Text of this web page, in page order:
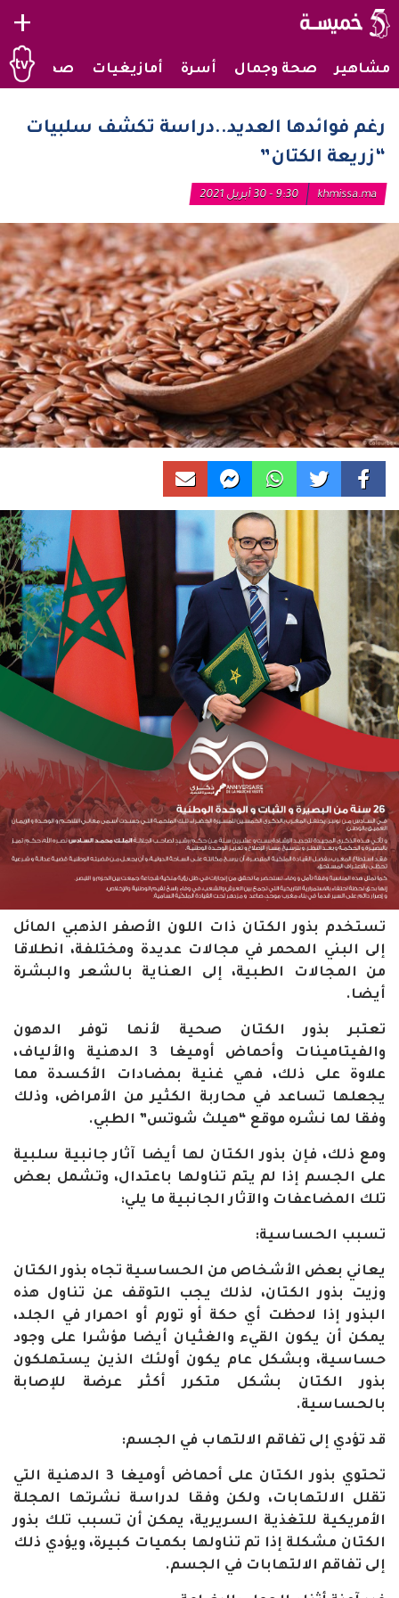
+
مشاهير صحة وجمال أسرة أمازيغيات صحراويات
رغم فوائدها العديد..دراسة تكشف سلبيات
“زريعة الكتان”
khmissa.ma 9:30 - 30 أبريل 2021
تستخدم بذور الكتان ذات اللون الأصفر الذهبي المائل
إلى البني المحمر في مجالات عديدة ومختلفة، انطلاقا
من المجالات الطبية، إلى العناية بالشعر والبشرة
أيضا.
تعتبر بذور الكتان صحية لأنها توفر الدهون
والفيتامينات وأحماض أوميغا 3 الدهنية والألياف،
علاوة على ذلك، فهي غنية بمضادات الأكسدة مما
يجعلها تساعد في محاربة الكثير من الأمراض، وذلك
وفقا لما نشره موقع “هيلث شوتس” الطبي.
ومع ذلك، فإن بذور الكتان لها أيضا آثار جانبية سلبية
على الجسم إذا لم يتم تناولها باعتدال، وتشمل بعض
تلك المضاعفات والآثار الجانبية ما يلي:
تسبب الحساسية:
يعاني بعض الأشخاص من الحساسية تجاه بذور الكتان
وزيت بذور الكتان، لذلك يجب التوقف عن تناول هذه
البذور إذا لاحظت أي حكة أو تورم أو احمرار في الجلد،
يمكن أن يكون القيء والغثيان أيضا مؤشرا على وجود
حساسية، وبشكل عام يكون أولئك الذين يستهلكون
بذور الكتان بشكل متكرر أكثر عرضة للإصابة
بالحساسية.
قد تؤدي إلى تفاقم الالتهاب في الجسم:
تحتوي بذور الكتان على أحماض أوميغا 3 الدهنية التي
تقلل الالتهابات، ولكن وفقا لدراسة نشرتها المجلة
الأمريكية للتغذية السريرية، يمكن أن تسبب تلك بذور
الكتان مشكلة إذا تم تناولها بكميات كبيرة، ويؤدي ذلك
إلى تفاقم الالتهابات في الجسم.